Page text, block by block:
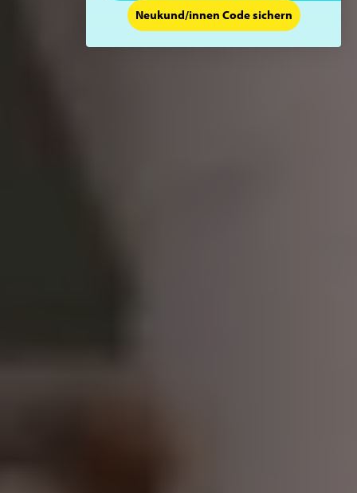
Neukund/innen Code sichern